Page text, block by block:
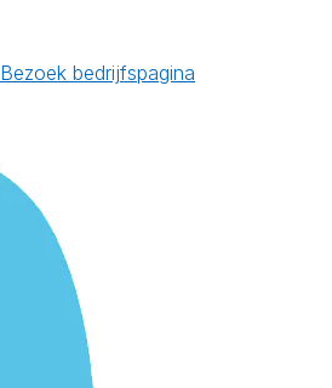
Bezoek bedrijfspagina